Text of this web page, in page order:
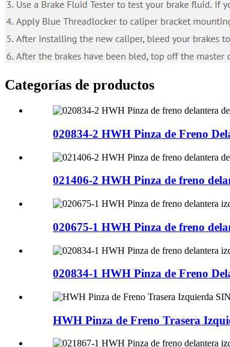
Categorías de productos
020834-2 HWH Pinza de Freno
021406-2 HWH Pinza de freno
020675-1 HWH Pinza de freno
020834-1 HWH Pinza de Freno
HWH Pinza de Freno Trasera